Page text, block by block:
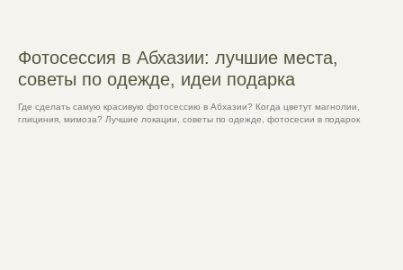
Фотосессия в Абхазии: лучшие места,
советы по одежде, идеи подарка
Где сделать самую красивую фотосессию в Абхазии? Когда цветут магнолии,
глициния, мимоза? Лучшие локации, советы по одежде, фотосесии в подарок